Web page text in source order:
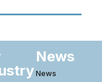
News
News